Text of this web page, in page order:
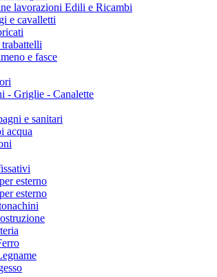
lavorazioni Edili e Ricambi
e cavalletti
trabattelli
e fasce
- Griglie - Canalette
e sanitari
acqua
esterno
esterno